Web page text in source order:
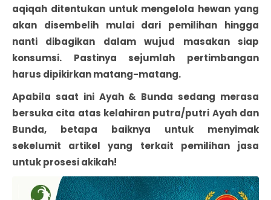
aqiqah ditentukan untuk mengelola hewan yang
akan disembelih mulai dari pemilihan hingga
nanti dibagikan dalam wujud masakan siap
konsumsi. Pastinya sejumlah pertimbangan
harus dipikirkan matang-matang.
Apabila saat ini Ayah & Bunda sedang merasa
bersuka cita atas kelahiran putra/putri Ayah dan
Bunda, betapa baiknya untuk menyimak
sekelumit artikel yang terkait pemilihan jasa
untuk prosesi akikah!